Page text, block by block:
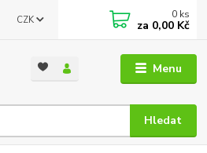
Menu
CZK
Hledat
0 ks
za 0,00 Kč